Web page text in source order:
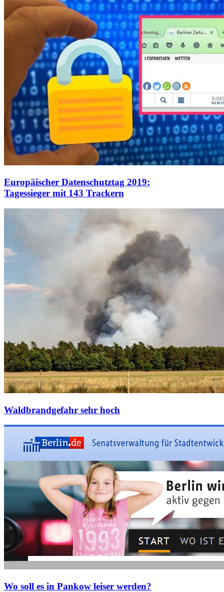
Europäischer Datenschutztag 2019:
Tagessieger mit 143 Trackern
Waldbrandgefahr sehr hoch
Wo soll es in Pankow leiser werden?